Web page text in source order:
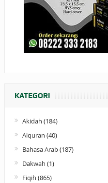
KATEGORI
Akidah (184)
Alquran (40)
Bahasa Arab(187)
Dakwah (1)
Fiqih (865)